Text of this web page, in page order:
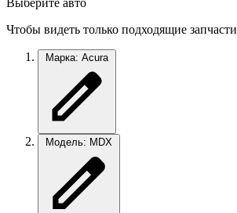
Чтобы видеть только подходящие запчасти
Марка: Acura
Модель: MDX